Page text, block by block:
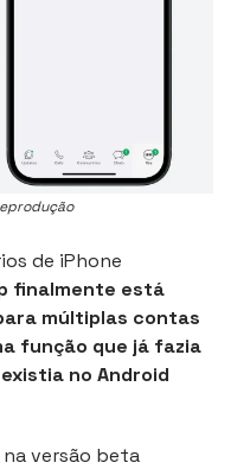
de iPhone
finalmente está
múltiplas contas
função que já fazia
no Android
versão beta